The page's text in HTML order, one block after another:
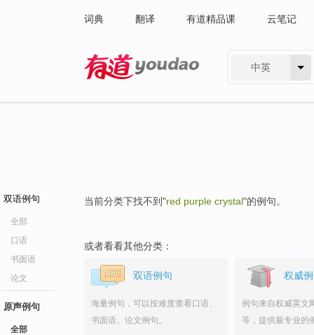
词典 翻译 有道精品课 云笔记
中英
双语例句
全部
口语
书面语
论文
原声例句
全部
当前分类下找不到"red purple crystal"的例句。
或者看看其他分类：
双语例句
海量例句，可以按难度查看口语、
书面语、论文例句。
权威
例句来自权威英文
等，提供最专业的